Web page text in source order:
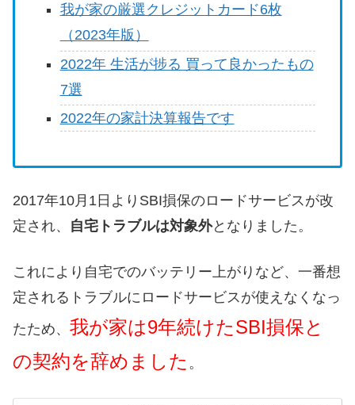
我が家の厳選クレジットカード6枚
（2023年版）
2022年 生活が捗る 買って良かったもの
7選
2022年の家計決算報告です
2017年10月1日よりSBI損保のロードサービスが改
定され、 自宅トラブルは対象外となりました。
これにより自宅でのバッテリー上がりなど、一番想
定されるトラブルにロードサービスが使えなくなっ
たため、 我が家は9年続けたSBI損保と
の契約を辞めました 。